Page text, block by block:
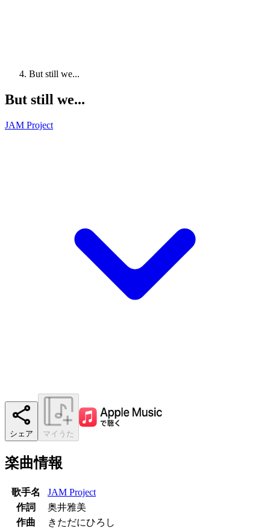
But still we...
But still we...
JAM Project
シェア マイうた
楽曲情報
歌手名
JAM Project
作詞
奥井雅美
作曲
きただにひろし